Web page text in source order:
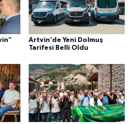
Artvin’de Yeni Dolmuş
Tarifesi Belli Oldu